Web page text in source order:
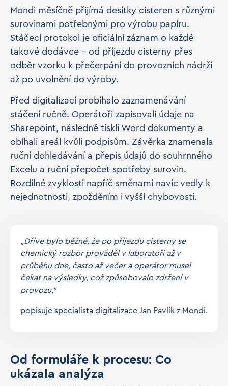
Mondi měsíčně přijímá desítky cisteren s různými
surovinami potřebnými pro výrobu papíru.
Stáčecí protokol je oficiální záznam o každé
takové dodávce – od příjezdu cisterny přes
odběr vzorku k přečerpání do provozních nádrží
až po uvolnění do výroby.
Před digitalizací probíhalo zaznamenávání
stáčení ručně. Operátoři zapisovali údaje na
Sharepoint, následně tiskli Word dokumenty a
obíhali areál kvůli podpisům. Závěrka znamenala
ruční dohledávání a přepis údajů do souhrnného
Excelu a ruční přepočet spotřeby surovin.
Rozdílné zvyklosti napříč směnami navíc vedly k
nejednotnosti, zpožděním i vyšší chybovosti.
„Dříve bylo běžné, že po příjezdu cisterny se
chemický rozbor prováděl v laboratoři až v
průběhu dne, často až večer a operátor musel
čekat na výsledky, což způsobovalo zdržení v
provozu,“
popisuje specialista digitalizace Jan Pavlík z Mondi.
Od formuláře k procesu: Co
ukázala analýza